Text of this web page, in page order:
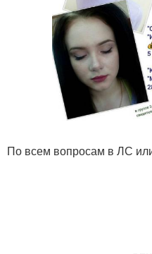
По всем вопросам в ЛС